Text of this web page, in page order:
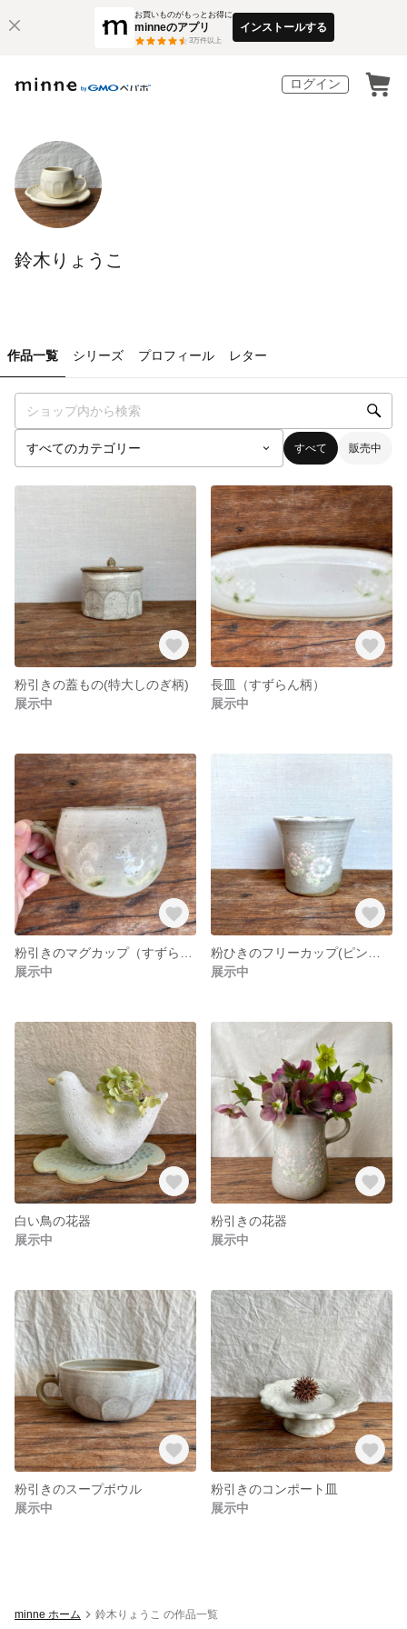
お買いものがもっとお得に
minneのアプリ
3万件以上
インストールする
ログイン
鈴木りょうこ
作品一覧 シリーズ プロフィール レター
すべて 販売中
粉引きの蓋もの(特大しのぎ柄)
展示中
長皿（すずらん柄）
展示中
展示中
展示中
白い鳥の花器
展示中
粉引きの花器
展示中
粉引きのスープボウル
展示中
粉引きのコンポート皿
展示中
minne ホーム 鈴木りょうこ の作品一覧